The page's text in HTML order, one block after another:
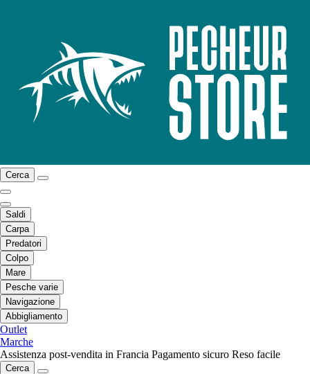
Cerca
Saldi
Carpa
Predatori
Colpo
Mare
Pesche varie
Navigazione
Abbigliamento
Outlet
Marche
Assistenza post-vendita in Francia Pagamento sicuro Reso facile
Cerca